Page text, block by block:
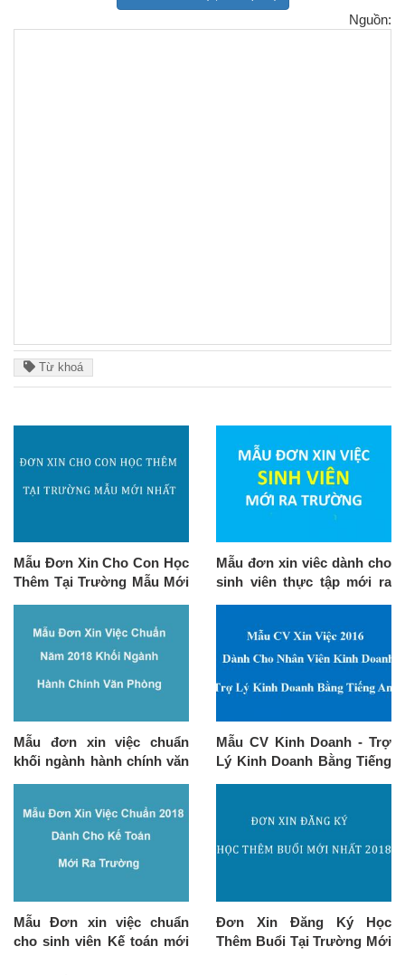
Nguồn:
Từ khoá
Mẫu Đơn Xin Cho Con Học
Thêm Tại Trường Mẫu Mới
Mẫu đơn xin viêc dành cho
sinh viên thực tập mới ra
Mẫu đơn xin việc chuẩn
khối ngành hành chính văn
Mẫu CV Kinh Doanh - Trợ
Lý Kinh Doanh Bằng Tiếng
Mẫu Đơn xin việc chuẩn
cho sinh viên Kế toán mới
Đơn Xin Đăng Ký Học
Thêm Buổi Tại Trường Mới